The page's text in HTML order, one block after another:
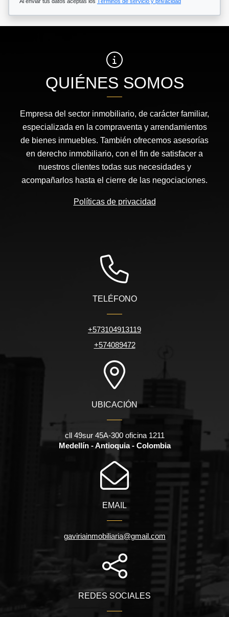
QUIÉNES SOMOS
Empresa del sector inmobiliario, de carácter familiar,
especializada en la compraventa y arrendamientos
de bienes inmuebles. También ofrecemos asesorías
en derecho inmobiliario, con el fin de satisfacer a
nuestros clientes todas sus necesidades y
acompañarlos hasta el cierre de las negociaciones.
Políticas de privacidad
TELÉFONO
+573104913119
+574089472
UBICACIÓN
cll 49sur 45A-300 oficina 1211
Medellín - Antioquia - Colombia
EMAIL
gaviriainmobiliaria@gmail.com
REDES SOCIALES